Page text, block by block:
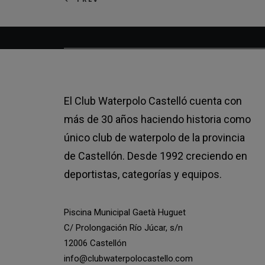
El Club Waterpolo Castelló cuenta con
más de 30 años haciendo historia como
único club de waterpolo de la provincia
de Castellón. Desde 1992 creciendo en
deportistas, categorías y equipos.
Piscina Municipal Gaetà Huguet
C/ Prolongación Río Júcar, s/n
12006 Castellón
info@clubwaterpolocastello.com